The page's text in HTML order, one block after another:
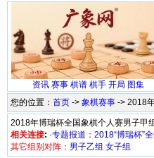
资讯 赛事 棋谱 棋手 开局 图集
您的位置： 首页 -> 象棋赛事 -> 2018
2018年博瑞杯全国象棋个人赛男子甲
相关连接: ·专题报道：2018“博瑞杯”
其它组别对阵： 男子乙组 女子组